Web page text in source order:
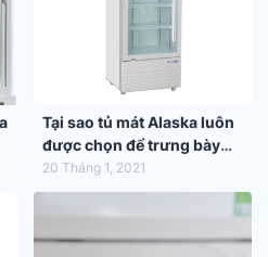
Tại sao tủ mát Alaska luôn
được chọn để trưng bày
hàng hóa trong siêu thị
20 Tháng 1, 2021